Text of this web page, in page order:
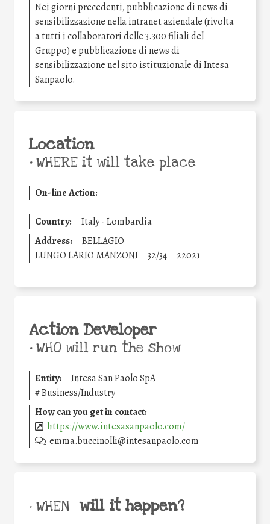
Nei giorni precedenti, pubblicazione di news di
sensibilizzazione nella intranet aziendale (rivolta
a tutti i collaboratori delle 3.300 filiali del
Gruppo) e pubblicazione di news di
sensibilizzazione nel sito istituzionale di Intesa
Sanpaolo.
Location
•WHERE it will take place
On-line Action:
Country:
Italy - Lombardia
Address:
BELLAGIO
LUNGO LARIO MANZONI
32/34 22021
Action Developer
•WHO will run the show
Entity:
Intesa San Paolo SpA
#Business/Industry
How can you get in contact:
https://www.intesasanpaolo.com/
emma.buccinolli@intesanpaolo.com
• WHEN will it happen?